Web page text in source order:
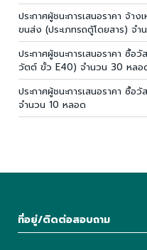
ประกาศผู้ชนะการเสนอราคา จ้า
ขนส่ง (ประเภทรถตู้โดยสาร) จำ
ประกาศผู้ชนะการเสนอราคา ซื้
วัตต์ ขั้ว E40) จำนวน 30 หลอ
ประกาศผู้ชนะการเสนอราคา ซื้
จำนวน 10 หลอด
ที่อยู่/ติดต่อสอบถาม